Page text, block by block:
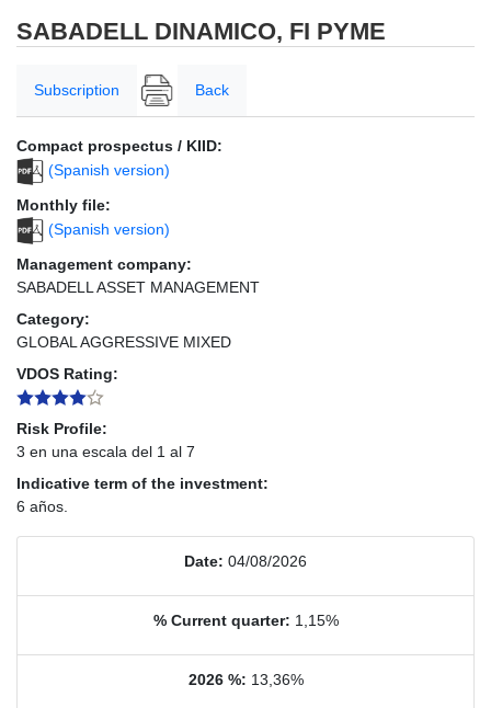
SABADELL DINAMICO, FI PYME
Subscription Back
Compact prospectus / KIID:
(Spanish version)
Monthly file:
(Spanish version)
Management company:
SABADELL ASSET MANAGEMENT
Category:
GLOBAL AGGRESSIVE MIXED
VDOS Rating:
Risk Profile:
3 en una escala del 1 al 7
Indicative term of the investment:
6 años.
Date: 04/08/2026
% Current quarter: 1,15%
2026 %: 13,36%